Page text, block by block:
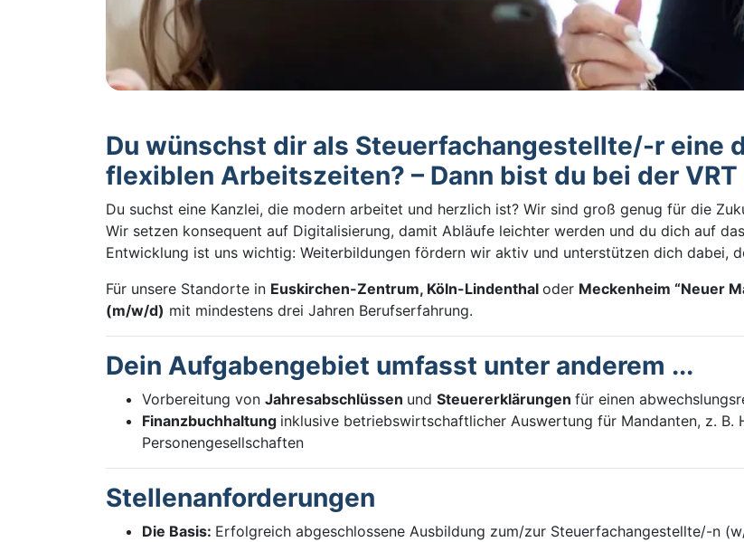
Du wünschst dir als Steuerfachangestellte/-r eine
flexiblen Arbeitszeiten? – Dann bist du bei der
Du suchst eine Kanzlei, die modern arbeitet und herzlich ist? Wir sind groß genug für die
Wir setzen konsequent auf Digitalisierung, damit Abläufe leichter werden und du dich auf
Entwicklung ist uns wichtig: Weiterbildungen fördern wir aktiv und unterstützen dich dabei,
Für unsere Standorte in Euskirchen-Zentrum, Köln-Lindenthal oder Meckenheim “Neuer
(m/w/d) mit mindestens drei Jahren Berufserfahrung.
Dein Aufgabengebiet umfasst unter anderem ...
Vorbereitung von Jahresabschlüssen und Steuererklärungen für einen
Finanzbuchhaltung inklusive betriebswirtschaftlicher Auswertung für Mandanten, z. B.
Personengesellschaften
Stellenanforderungen
Die Basis: Erfolgreich abgeschlossene Ausbildung zum/zur Steuerfachangestellte/-n